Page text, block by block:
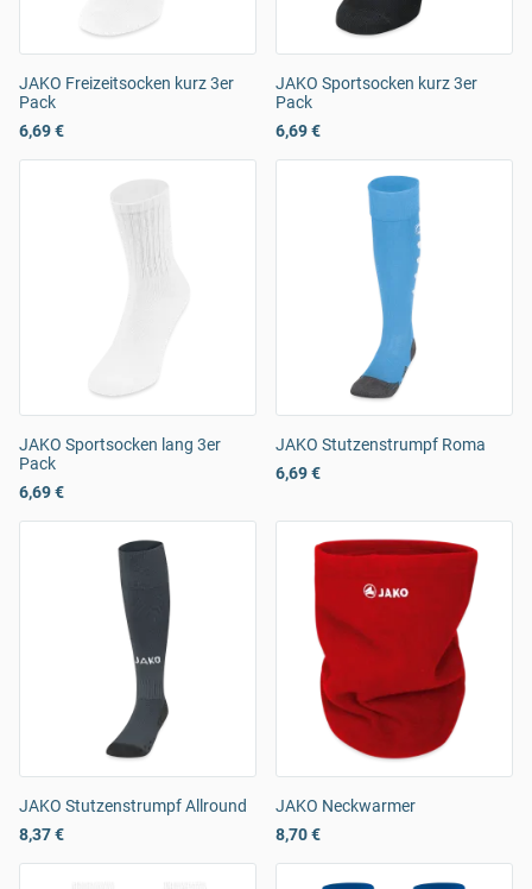
JAKO Freizeitsocken kurz 3er
Pack
6,69 €
JAKO Sportsocken kurz 3er
Pack
6,69 €
JAKO Sportsocken lang 3er
Pack
6,69 €
JAKO Stutzenstrumpf Roma
6,69 €
JAKO Stutzenstrumpf Allround
8,37 €
JAKO Neckwarmer
8,70 €